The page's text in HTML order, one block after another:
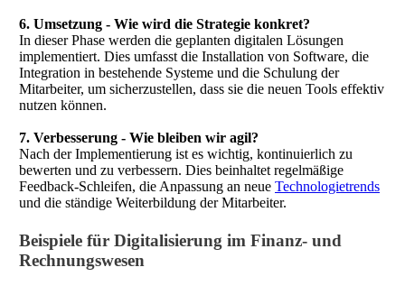
6. Umsetzung - Wie wird die Strategie konkret?
In dieser Phase werden die geplanten digitalen Lösungen
implementiert. Dies umfasst die Installation von Software, die
Integration in bestehende Systeme und die Schulung der
Mitarbeiter, um sicherzustellen, dass sie die neuen Tools effektiv
nutzen können.
7. Verbesserung - Wie bleiben wir agil?
Nach der Implementierung ist es wichtig, kontinuierlich zu
bewerten und zu verbessern. Dies beinhaltet regelmäßige
Feedback-Schleifen, die Anpassung an neue Technologietrends
und die ständige Weiterbildung der Mitarbeiter.
Beispiele für Digitalisierung im Finanz- und
Rechnungswesen